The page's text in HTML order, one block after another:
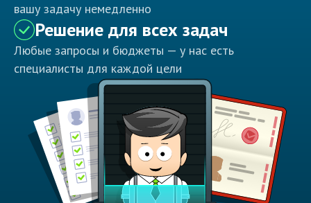
вашу задачу немедленно
Решение для всех задач
Любые запросы и бюджеты — у нас есть
специалисты для каждой цели